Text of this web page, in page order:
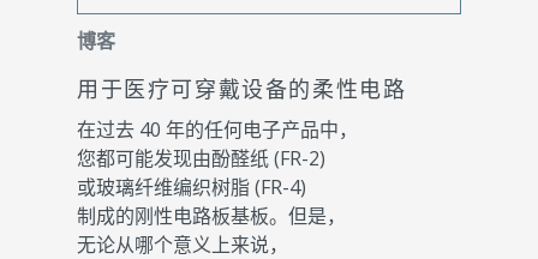
博客
用于医疗可穿戴设备的柔性电路
在过去 40 年的任何电子产品中，
您都可能发现由酚醛纸 (FR-2)
或玻璃纤维编织树脂 (FR-4)
制成的刚性电路板基板。但是，
无论从哪个意义上来说，